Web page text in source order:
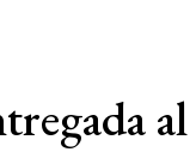
al